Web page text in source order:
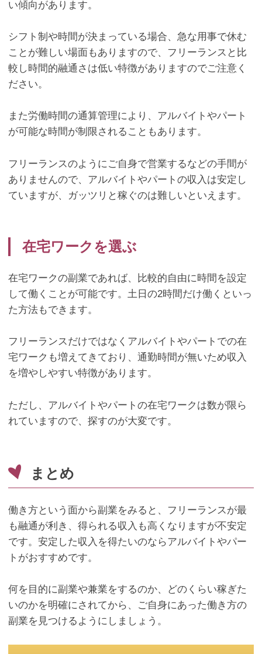
い傾向があります。
シフト制や時間が決まっている場合、急な用事で休む
ことが難しい場面もありますので、フリーランスと比
較し時間的融通さは低い特徴がありますのでご注意く
ださい。
また労働時間の通算管理により、アルバイトやパート
が可能な時間が制限されることもあります。
フリーランスのようにご自身で営業するなどの手間が
ありませんので、アルバイトやパートの収入は安定し
ていますが、ガッツリと稼ぐのは難しいといえます。
在宅ワークを選ぶ
在宅ワークの副業であれば、比較的自由に時間を設定
して働くことが可能です。土日の2時間だけ働くといっ
た方法もできます。
フリーランスだけではなくアルバイトやパートでの在
宅ワークも増えてきており、通勤時間が無いため収入
を増やしやすい特徴があります。
ただし、アルバイトやパートの在宅ワークは数が限ら
れていますので、探すのが大変です。
まとめ
働き方という面から副業をみると、フリーランスが最
も融通が利き、得られる収入も高くなりますが不安定
です。安定した収入を得たいのならアルバイトやパー
トがおすすめです。
何を目的に副業や兼業をするのか、どのくらい稼ぎた
いのかを明確にされてから、ご自身にあった働き方の
副業を見つけるようにしましょう。